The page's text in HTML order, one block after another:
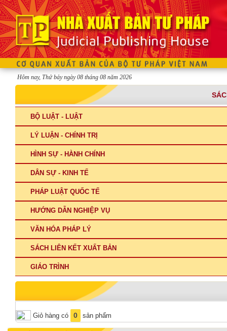
Hôm nay, Thứ bảy ngày 08 tháng 08 năm 2026
BỘ LUẬT - LUẬT
LÝ LUẬN - CHÍNH TRỊ
HÌNH SỰ - HÀNH CHÍNH
DÂN SỰ - KINH TẾ
PHÁP LUẬT QUỐC TẾ
HƯỚNG DẪN NGHIỆP VỤ
VĂN HÓA PHÁP LÝ
SÁCH LIÊN KẾT XUẤT BẢN
GIÁO TRÌNH
Giỏ hàng có 0 sản phẩm